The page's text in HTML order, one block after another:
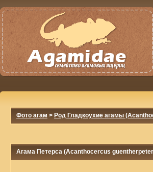
Фото агам > Род Гладкоухие агамы
Агама Петерса (Acanthocercus